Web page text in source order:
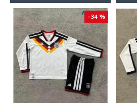
-34 %